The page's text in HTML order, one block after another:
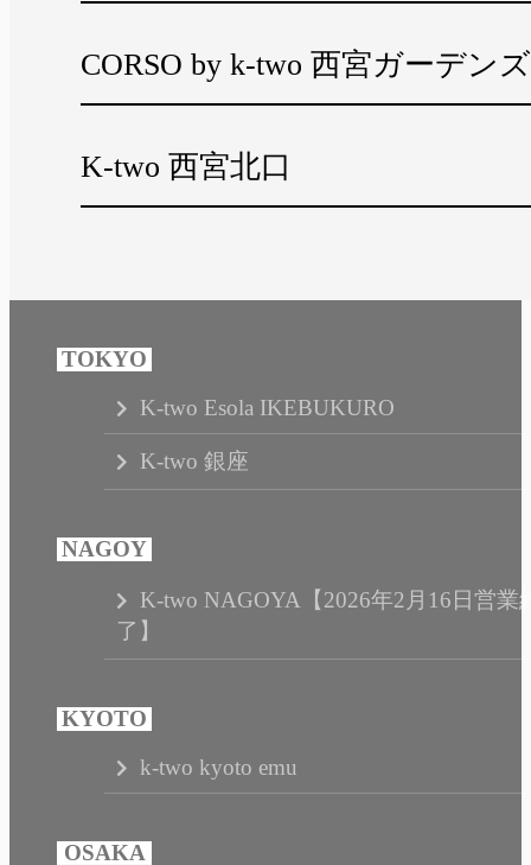
CORSO by k-two 西宮ガーデンズ
K-two 西宮北口
K-two Esola IKEBUKURO
K-two 銀座
K-two NAGOYA【2026年2月16日営業
了】
k-two kyoto emu